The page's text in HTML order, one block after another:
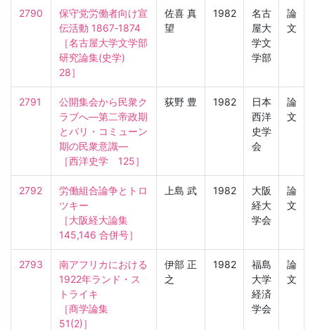
2790
保守党労働者向け宣
伝活動 1867‐1874
［名古屋大学文学部
研究論集(史学)
28］
佐喜 真
望
1982
名古
屋大
学文
学部
論
文
2791
公開集会から民衆ク
ラブへ—第二帝政期
とパリ・コミューン
期の民衆意識—
［西洋史学　125］
荻野 豊 1982
日本
西洋
史学
会
論
文
2792
労働組合論争とトロ
ツキー
［大阪経大論集
145,146 合併号］
上島 武 1982
大阪
経大
学会
論
文
2793
南アフリカにおける
1922年ランド・ス
トライキ
［商学論集
51(2)］
伊部 正
之
1982
福島
大学
経済
学会
論
文